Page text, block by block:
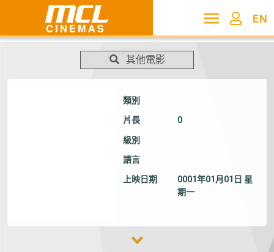
EN
其他電影
類別
片長 0
級別
語言
上映日期
0001年01月01日 星
期一